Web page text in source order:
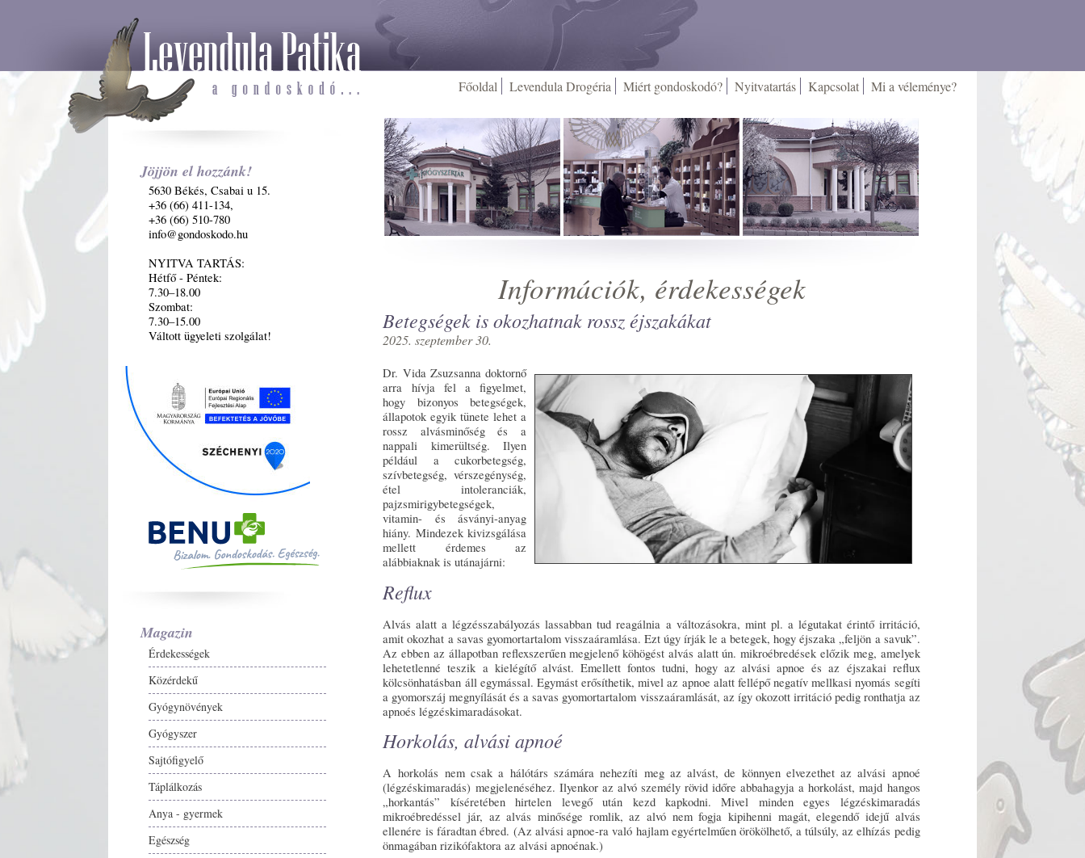
Jöjjön el hozzánk!
5630 Békés, Csabai u 15.
+36 (66) 411-134,
+36 (66) 510-780
info@gondoskodo.hu
NYITVA TARTÁS:
Hétfő - Péntek:
7.30–18.00
Szombat:
7.30–15.00
Váltott ügyeleti szolgálat!
Magazin
Érdekességek
Közérdekű
Gyógynövények
Gyógyszer
Sajtófigyelő
Táplálkozás
Anya - gyermek
Egészség
Főoldal Levendula Drogéria Miért gondoskodó? Nyitvatartás Kapcsolat Mi a véleménye?
Információk, érdekességek
Betegségek is okozhatnak rossz éjszakákat
2025. szeptember 30.
Dr. Vida Zsuzsanna doktornő
arra hívja fel a figyelmet,
hogy bizonyos betegségek,
állapotok egyik tünete lehet a
rossz alvásminőség és a
nappali kimerültség. Ilyen
például a cukorbetegség,
szívbetegség, vérszegénység,
étel intoleranciák,
pajzsmirigybetegségek,
vitamin- és ásványi-anyag
hiány. Mindezek kivizsgálása
mellett érdemes az
alábbiaknak is utánajárni:
Reflux
Alvás alatt a légzésszabályozás lassabban tud reagálnia a változásokra, mint pl. a légutakat érintő irritáció,
amit okozhat a savas gyomortartalom visszaáramlása. Ezt úgy írják le a betegek, hogy éjszaka „feljön a savuk”.
Az ebben az állapotban reflexszerűen megjelenő köhögést alvás alatt ún. mikroébredések előzik meg, amelyek
lehetetlenné teszik a kielégítő alvást. Emellett fontos tudni, hogy az alvási apnoe és az éjszakai reflux
kölcsönhatásban áll egymással. Egymást erősíthetik, mivel az apnoe alatt fellépő negatív mellkasi nyomás segíti
a gyomorszáj megnyílását és a savas gyomortartalom visszaáramlását, az így okozott irritáció pedig ronthatja az
apnoés légzéskimaradásokat.
Horkolás, alvási apnoé
A horkolás nem csak a hálótárs számára nehezíti meg az alvást, de könnyen elvezethet az alvási apnoé
(légzéskimaradás) megjelenéséhez. Ilyenkor az alvó személy rövid időre abbahagyja a horkolást, majd hangos
„horkantás” kíséretében hirtelen levegő után kezd kapkodni. Mivel minden egyes légzéskimaradás
mikroébredéssel jár, az alvás minősége romlik, az alvó nem fogja kipihenni magát, elegendő idejű alvás
ellenére is fáradtan ébred. (Az alvási apnoe-ra való hajlam egyértelműen örökölhető, a túlsúly, az elhízás pedig
önmagában rizikófaktora az alvási apnoénak.)